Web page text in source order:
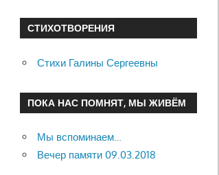
СТИХОТВОРЕНИЯ
Стихи Галины Сергеевны
ПОКА НАС ПОМНЯТ, МЫ ЖИВЁМ
Мы вспоминаем…
Вечер памяти 09.03.2018